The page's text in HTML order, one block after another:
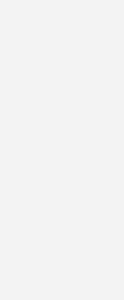
SOLUTIONS, SCHRAMM
der
Erfolgstreiber für Fensterprofis wird:
entwickeln in Kooperation ein
Fensterbranche, während
Pilotkunde beweist, dass die
Die cloudbasierte Lösung
Connect+ inklusive digitalen
Wertschöpfungskette vom
durchgängig digitalisiert. Die
Rehau Window Solutions,
Matthias Schramm und Tobias
Beitrag die Zusammenhänge